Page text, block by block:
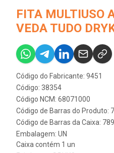
FITA MULTIUSO
VEDA TUDO
Código do Fabricante: 9451
Código: 38354
Código NCM: 68071000
Código de Barras do Produto:
Código de Barras da Caixa:
Embalagem: UN
Caixa contém 1 un